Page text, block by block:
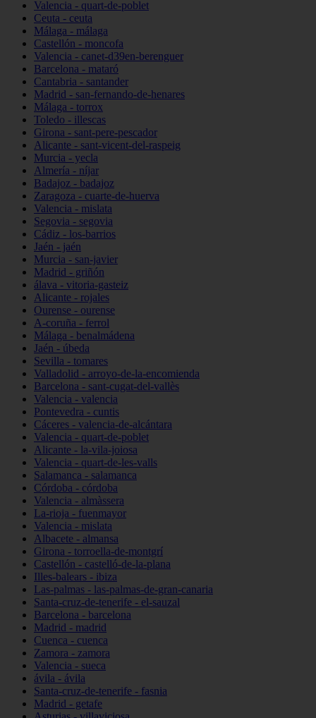
Valencia - quart-de-poblet
Ceuta - ceuta
Málaga - málaga
Castellón - moncofa
Valencia - canet-d39en-berenguer
Barcelona - mataró
Cantabria - santander
Madrid - san-fernando-de-henares
Málaga - torrox
Toledo - illescas
Girona - sant-pere-pescador
Alicante - sant-vicent-del-raspeig
Murcia - yecla
Almería - níjar
Badajoz - badajoz
Zaragoza - cuarte-de-huerva
Valencia - mislata
Segovia - segovia
Cádiz - los-barrios
Jaén - jaén
Murcia - san-javier
Madrid - griñón
álava - vitoria-gasteiz
Alicante - rojales
Ourense - ourense
A-coruña - ferrol
Málaga - benalmádena
Jaén - úbeda
Sevilla - tomares
Valladolid - arroyo-de-la-encomienda
Barcelona - sant-cugat-del-vallès
Valencia - valencia
Pontevedra - cuntis
Cáceres - valencia-de-alcántara
Valencia - quart-de-poblet
Alicante - la-vila-joiosa
Valencia - quart-de-les-valls
Salamanca - salamanca
Córdoba - córdoba
Valencia - almàssera
La-rioja - fuenmayor
Valencia - mislata
Albacete - almansa
Girona - torroella-de-montgrí
Castellón - castelló-de-la-plana
Illes-balears - ibiza
Las-palmas - las-palmas-de-gran-canaria
Santa-cruz-de-tenerife - el-sauzal
Barcelona - barcelona
Madrid - madrid
Cuenca - cuenca
Zamora - zamora
Valencia - sueca
ávila - ávila
Santa-cruz-de-tenerife - fasnia
Madrid - getafe